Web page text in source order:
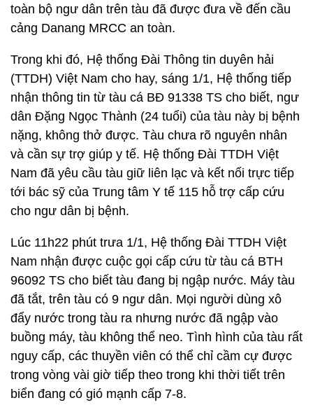
toàn bộ ngư dân trên tàu đã được đưa về đến cầu
cảng Danang MRCC an toàn.
Trong khi đó, Hệ thống Đài Thông tin duyên hải
(TTDH) Việt Nam cho hay, sáng 1/1, Hệ thống tiếp
nhận thông tin từ tàu cá BĐ 91338 TS cho biết, ngư
dân Đặng Ngọc Thành (24 tuổi) của tàu này bị bệnh
nặng, không thở được. Tàu chưa rõ nguyên nhân
và cần sự trợ giúp y tế. Hệ thống Đài TTDH Việt
Nam đã yêu cầu tàu giữ liên lạc và kết nối trực tiếp
tới bác sỹ của Trung tâm Y tế 115 hỗ trợ cấp cứu
cho ngư dân bị bệnh.
Lúc 11h22 phút trưa 1/1, Hệ thống Đài TTDH Việt
Nam nhận được cuộc gọi cấp cứu từ tàu cá BTH
96092 TS cho biết tàu đang bị ngập nước. Máy tàu
đã tắt, trên tàu có 9 ngư dân. Mọi người dùng xô
đẩy nước trong tàu ra nhưng nước đã ngập vào
buồng máy, tàu không thể neo. Tình hình của tàu rất
nguy cấp, các thuyền viên có thể chỉ cầm cự được
trong vòng vài giờ tiếp theo trong khi thời tiết trên
biển đang có gió mạnh cấp 7-8.